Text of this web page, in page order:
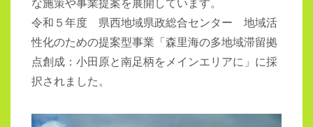
な施策や事業提案を展開しています。
令和５年度 県西地域県政総合センター 地域活
性化のための提案型事業「森里海の多地域滞留拠
点創成：小田原と南足柄をメインエリアに」に採
択されました。